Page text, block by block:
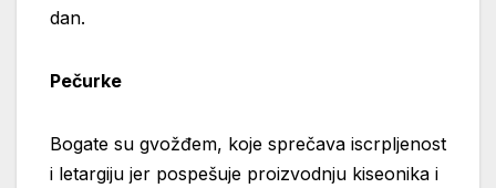
dan.
Pečurke
Bogate su gvožđem, koje sprečava iscrpljenost
i letargiju jer pospešuje proizvodnju kiseonika i